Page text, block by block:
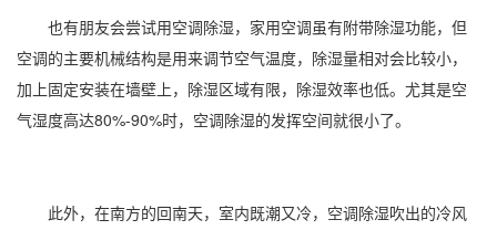
也有朋友会尝试用空调除湿，家用空调虽有附带除湿功能，但
空调的主要机械结构是用来调节空气温度，除湿量相对会比较小，
加上固定安装在墙壁上，除湿区域有限，除湿效率也低。尤其是空
气湿度高达80%-90%时，空调除湿的发挥空间就很小了。
此外，在南方的回南天，室内既潮又冷，空调除湿吹出的冷风